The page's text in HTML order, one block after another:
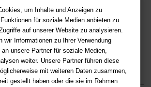
um Inhalte und Anzeigen zu
für soziale Medien anbieten zu
auf unserer Website zu analysieren.
wir Informationen zu Ihrer Verwendung
unsere Partner für soziale Medien,
weiter. Unsere Partner führen diese
mit weiteren Daten zusammen,
gestellt haben oder die sie im Rahmen
anmelden
Neuheiten informieren
LOS